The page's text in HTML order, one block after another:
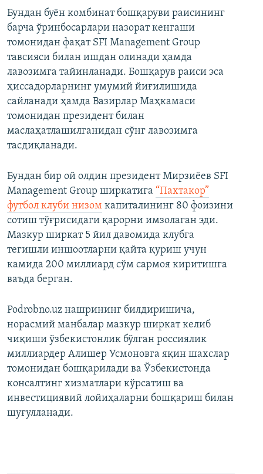
Бундан буён комбинат бошқаруви раисининг
барча ўринбосарлари назорат кенгаши
томонидан фақат SFI Management Group
тавсияси билан ишдан олинади ҳамда
лавозимга тайинланади. Бошқарув раиси эса
ҳиссадорларнинг умумий йиғилишида
сайланади ҳамда Вазирлар Маҳкамаси
томонидан президент билан
маслаҳатлашилганидан сўнг лавозимга
тасдиқланади.
Бундан бир ой олдин президент Мирзиёев SFI
Management Group ширкатига “Пахтакор”
футбол клуби низом капиталининг 80 фоизини
сотиш тўғрисидаги қарорни имзолаган эди.
Мазкур ширкат 5 йил давомида клубга
тегишли иншоотларни қайта қуриш учун
камида 200 миллиард сўм сармоя киритишга
ваъда берган.
Podrobno.uz нашрининг билдиришича,
норасмий манбалар мазкур ширкат келиб
чиқиши ўзбекистонлик бўлган россиялик
миллиардер Алишер Усмоновга яқин шахслар
томонидан бошқарилади ва Ўзбекистонда
консалтинг хизматлари кўрсатиш ва
инвестициявий лойиҳаларни бошқариш билан
шуғулланади.